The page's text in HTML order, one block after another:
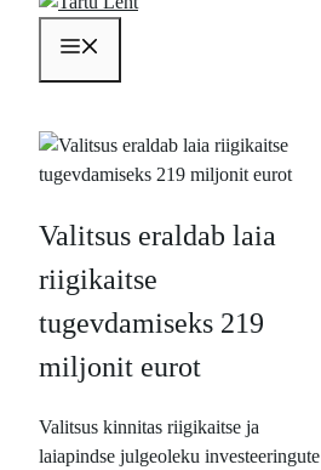
Valitsus eraldab laia
riigikaitse
tugevdamiseks 219
miljonit eurot
Valitsus kinnitas riigikaitse ja
laiapindse julgeoleku investeeringute